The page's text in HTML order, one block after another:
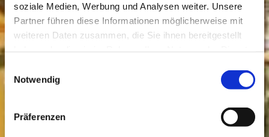
soziale Medien, Werbung und Analysen weiter. Unsere
Partner führen diese Informationen möglicherweise mit
weiteren Daten zusammen, die Sie ihnen bereitgestellt
Einwilligungsauswahl
Notwendig
Präferenzen